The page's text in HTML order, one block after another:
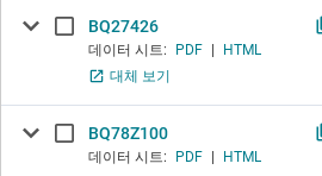
BQ27426
데이터 시트: PDF
HTML
대체 보기
BQ78Z100
데이터 시트: PDF HTML